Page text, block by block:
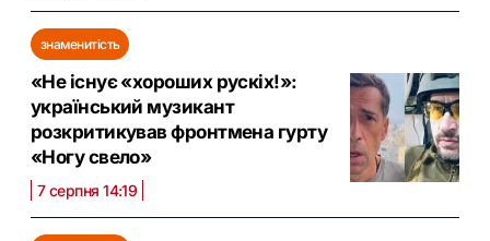
знаменитість
«Не існує «хороших рускіх!»:
український музикант
розкритикував фронтмена гурту
«Ногу свело»
7 серпня 14:19